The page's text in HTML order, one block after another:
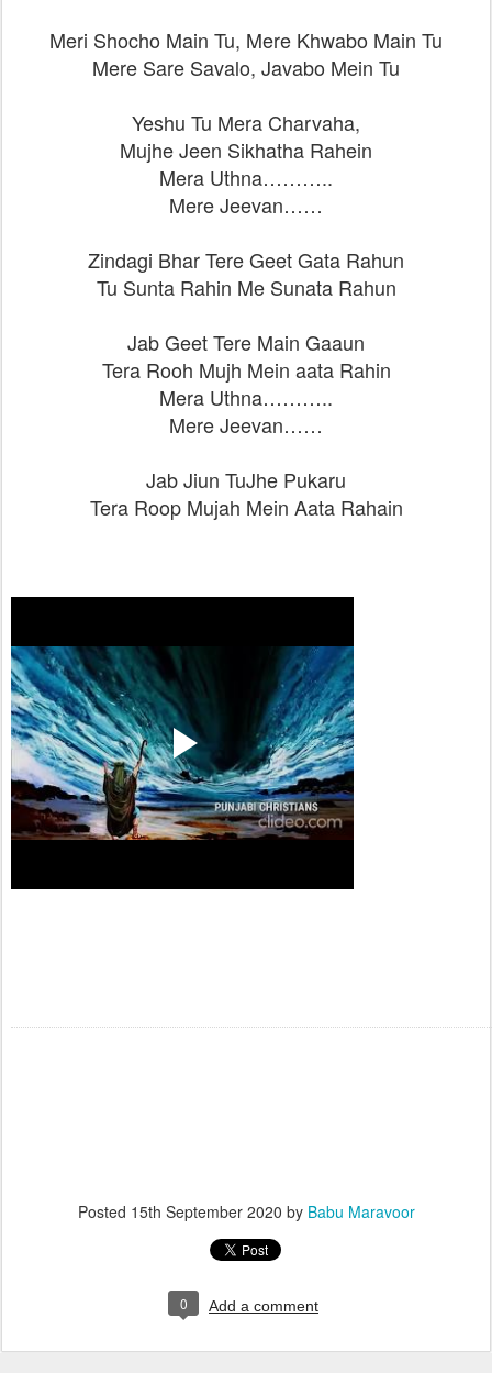
Meri Shocho Main Tu, Mere Khwabo Main Tu
Mere Sare Savalo, Javabo Mein Tu
Yeshu Tu Mera Charvaha,
Mujhe Jeen Sikhatha Rahein
Mera Uthna………..
Mere Jeevan……
Zindagi Bhar Tere Geet Gata Rahun
Tu Sunta Rahin Me Sunata Rahun
Jab Geet Tere Main Gaaun
Tera Rooh Mujh Mein aata Rahin
Mera Uthna………..
Mere Jeevan……
Jab Jiun TuJhe Pukaru
Tera Roop Mujah Mein Aata Rahain
Posted 15th September 2020 by Babu Maravoor
0 Add a comment